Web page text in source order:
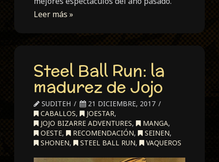
Leer más »
Steel Ball Run: la
madurez de Jojo
SUDITEH
21 DICIEMBRE, 2017
CABALLOS, JOESTAR,
JOJO BIZARRE ADVENTURES, MANGA,
OESTE, RECOMENDACIÓN, SEINEN,
SHONEN, STEEL BALL RUN, VAQUEROS